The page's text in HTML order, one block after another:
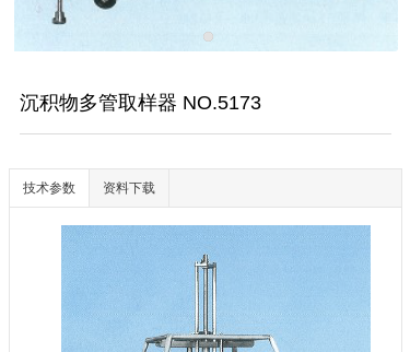
沉积物多管取样器 NO.5173
技术参数 资料下载